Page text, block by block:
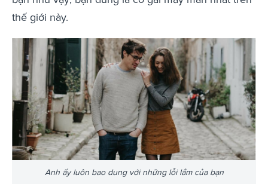
thế giới này.
Anh ấy luôn bao dung với những lỗi lầm của bạn